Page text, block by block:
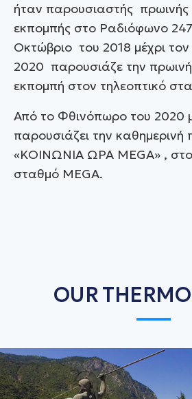
ήταν παρουσιαστής πρωινής
εκπομπής στο Ραδιόφωνο
Οκτώβριο του 2018 μέχρι
2020 παρουσιάζε την
εκπομπή στον τηλεοπτικό
Από το Φθινόπωρο του 2020
παρουσιάζει την καθημερινή
«ΚΟΙΝΩΝΙΑ ΩΡΑ ΜΕGA» ,
σταθμό MEGA.
OUR